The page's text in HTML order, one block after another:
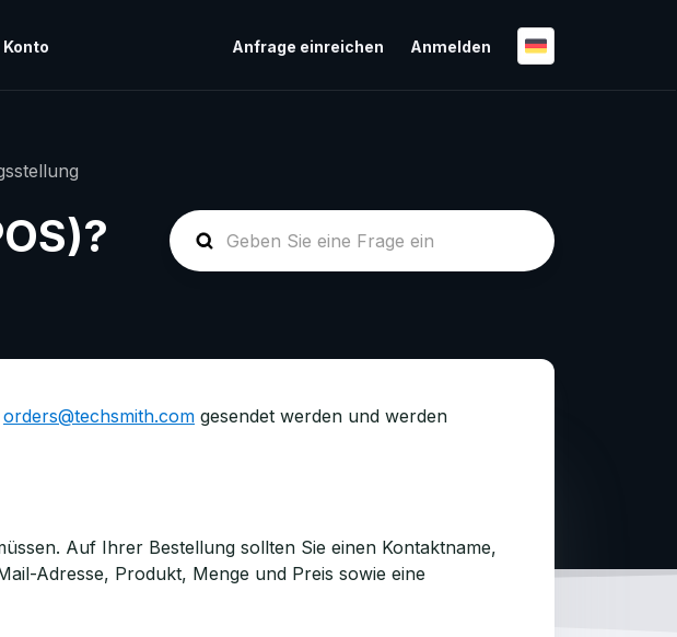
Konto Anfrage einreichen Anmelden
orders@techsmith.com gesendet werden und werden
Auf Ihrer Bestellung sollten Sie einen Kontaktname,
Adresse, Produkt, Menge und Preis sowie eine